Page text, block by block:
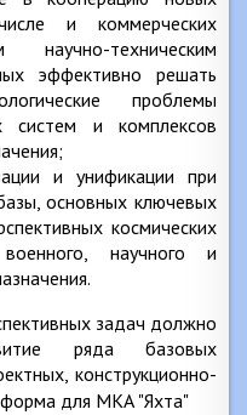
и коммерческих
техническим
эффективно решать
проблемы
систем и комплексов
и унификации при
основных ключевых
космических
научного и
задач должно
ряда базовых
конструкционно-